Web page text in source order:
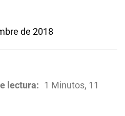
de 2018
lectura: 1 Minutos, 11